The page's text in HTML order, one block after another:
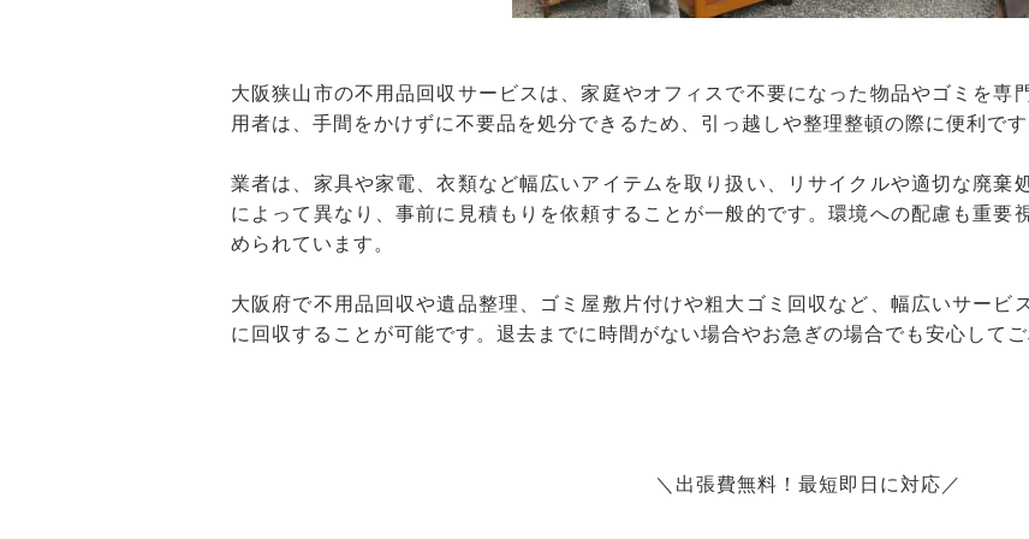
大阪狭山市の不用品回収サービスは、家庭やオフィスで不要になった物品やゴミを専
用者は、手間をかけずに不要品を処分できるため、引っ越しや整理整頓の際に便利です
業者は、家具や家電、衣類など幅広いアイテムを取り扱い、リサイクルや適切な廃棄
によって異なり、事前に見積もりを依頼することが一般的です。環境への配慮も重要
められています。
大阪府で不用品回収や遺品整理、ゴミ屋敷片付けや粗大ゴミ回収など、幅広いサービ
に回収することが可能です。退去までに時間がない場合やお急ぎの場合でも安心してご
＼出張費無料！最短即日に対応／